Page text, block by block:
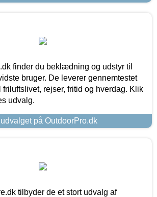
finder du beklædning og udstyr til
bruger. De leverer gennemtestet
friluftslivet, rejser, fritid og hverdag. Klik
udvalg.
på OutdoorPro.dk
tilbyder de et stort udvalg af